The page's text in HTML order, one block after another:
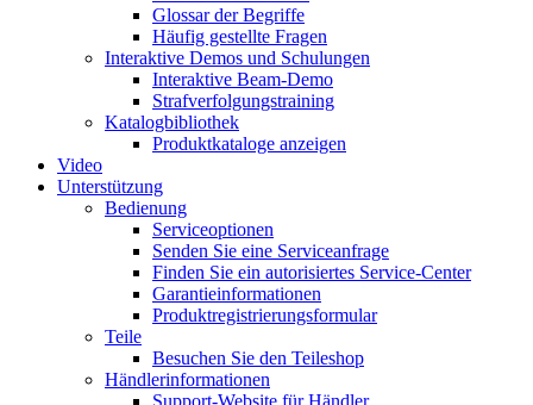
Glossar der Begriffe
Häufig gestellte Fragen
Interaktive Demos und Schulungen
Interaktive Beam-Demo
Strafverfolgungstraining
Katalogbibliothek
Produktkataloge anzeigen
Video
Unterstützung
Bedienung
Serviceoptionen
Senden Sie eine Serviceanfrage
Finden Sie ein autorisiertes Service-Center
Garantieinformationen
Produktregistrierungsformular
Teile
Besuchen Sie den Teileshop
Händlerinformationen